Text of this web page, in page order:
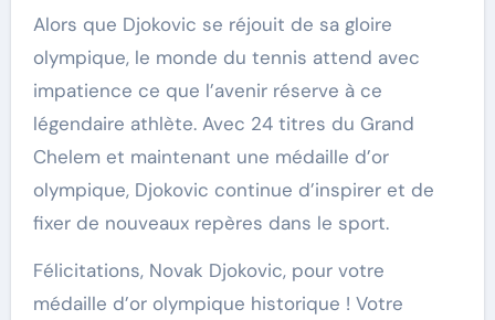
Alors que Djokovic se réjouit de sa gloire
olympique, le monde du tennis attend avec
impatience ce que l’avenir réserve à ce
légendaire athlète. Avec 24 titres du Grand
Chelem et maintenant une médaille d’or
olympique, Djokovic continue d’inspirer et de
fixer de nouveaux repères dans le sport.
Félicitations, Novak Djokovic, pour votre
médaille d’or olympique historique ! Votre